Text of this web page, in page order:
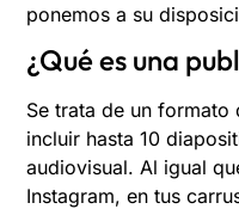
ponemos a su
¿Qué es una
Se trata de un formato
incluir hasta 10
audiovisual. Al igual
Instagram, en tus